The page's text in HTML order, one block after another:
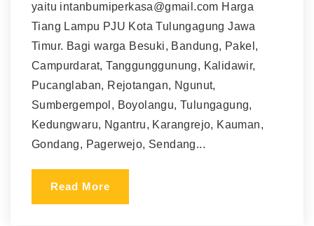
yaitu intanbumiperkasa@gmail.com Harga
Tiang Lampu PJU Kota Tulungagung Jawa
Timur. Bagi warga Besuki, Bandung, Pakel,
Campurdarat, Tanggunggunung, Kalidawir,
Pucanglaban, Rejotangan, Ngunut,
Sumbergempol, Boyolangu, Tulungagung,
Kedungwaru, Ngantru, Karangrejo, Kauman,
Gondang, Pagerwejo, Sendang...
Read More